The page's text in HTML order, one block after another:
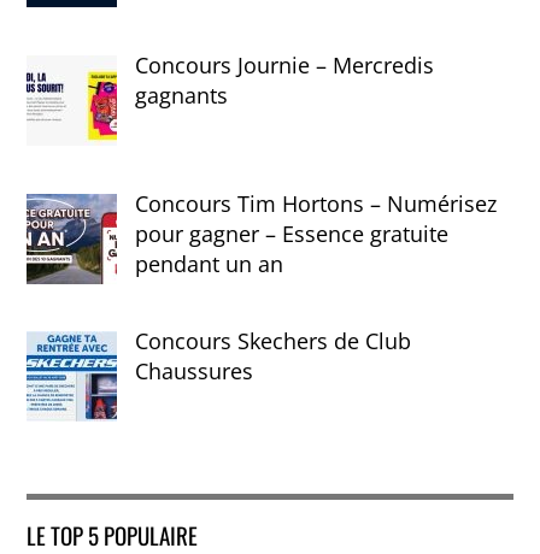
Concours Journie – Mercredis
gagnants
Concours Tim Hortons – Numérisez
pour gagner – Essence gratuite
pendant un an
Concours Skechers de Club
Chaussures
LE TOP 5 POPULAIRE